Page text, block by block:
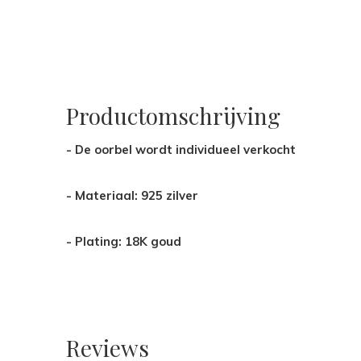
Productomschrijving
- De oorbel wordt individueel verkocht
- Materiaal: 925 zilver
- Plating: 18K goud
Reviews